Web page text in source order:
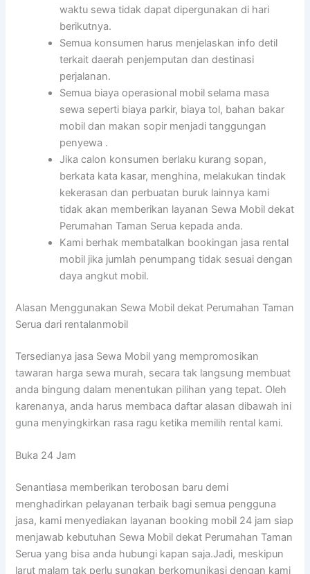
waktu sewa tidak dapat dipergunakan di hari
berikutnya.
Semua konsumen harus menjelaskan info detil
terkait daerah penjemputan dan destinasi
perjalanan.
Semua biaya operasional mobil selama masa
sewa seperti biaya parkir, biaya tol, bahan bakar
mobil dan makan sopir menjadi tanggungan
penyewa .
Jika calon konsumen berlaku kurang sopan,
berkata kata kasar, menghina, melakukan tindak
kekerasan dan perbuatan buruk lainnya kami
tidak akan memberikan layanan Sewa Mobil dekat
Perumahan Taman Serua kepada anda.
Kami berhak membatalkan bookingan jasa rental
mobil jika jumlah penumpang tidak sesuai dengan
daya angkut mobil.
Alasan Menggunakan Sewa Mobil dekat Perumahan Taman
Serua dari rentalanmobil
Tersedianya jasa Sewa Mobil yang mempromosikan
tawaran harga sewa murah, secara tak langsung membuat
anda bingung dalam menentukan pilihan yang tepat. Oleh
karenanya, anda harus membaca daftar alasan dibawah ini
guna menyingkirkan rasa ragu ketika memilih rental kami.
Buka 24 Jam
Senantiasa memberikan terobosan baru demi
menghadirkan pelayanan terbaik bagi semua pengguna
jasa, kami menyediakan layanan booking mobil 24 jam siap
menjawab kebutuhan Sewa Mobil dekat Perumahan Taman
Serua yang bisa anda hubungi kapan saja.Jadi, meskipun
larut malam tak perlu sungkan berkomunikasi dengan kami